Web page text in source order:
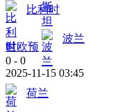
比利时
世欧预
波兰
0 - 0
2025-11-15 03:45
荷兰